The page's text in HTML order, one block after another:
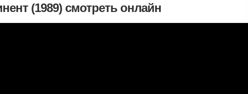
(1989) смотреть онлайн